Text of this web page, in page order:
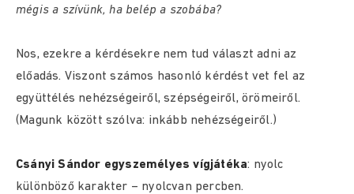
mégis a szívünk, ha belép a szobába?
Nos, ezekre a kérdésekre nem tud választ adni az
előadás. Viszont számos hasonló kérdést vet fel az
együttélés nehézségeiről, szépségeiről, örömeiről.
(Magunk között szólva: inkább nehézségeiről.)
Csányi Sándor egyszemélyes vígjátéka: nyolc
különböző karakter – nyolcvan percben.